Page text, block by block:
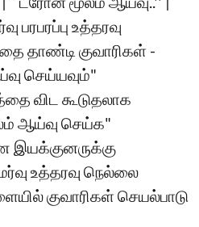
உத்தரவு
தாண்டி குவாரிகள் -
செய்யவும்"
விட கூடுதலாக
ஆய்வு செய்க"
இயக்குனருக்கு
உத்தரவு நெல்லை
குவாரிகள் செயல்பாடு